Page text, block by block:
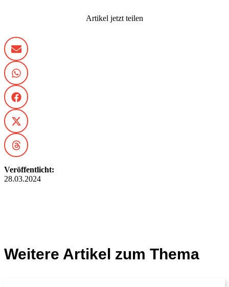
Artikel jetzt teilen
Veröffentlicht:
28.03.2024
Weitere Artikel zum Thema